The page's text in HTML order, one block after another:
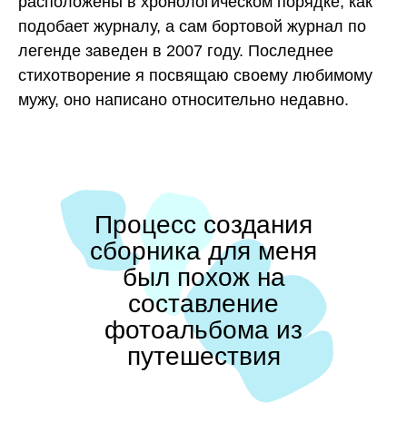
подобает журналу, а сам бортовой журнал по
легенде заведен в 2007 году. Последнее
стихотворение я посвящаю своему любимому
мужу, оно написано относительно недавно.
Процесс создания
сборника для меня
был похож на
составление
фотоальбома из
путешествия